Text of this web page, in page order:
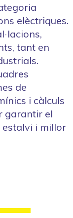
elèctriques.
tant en
de
i càlculs
garantir el
i millor